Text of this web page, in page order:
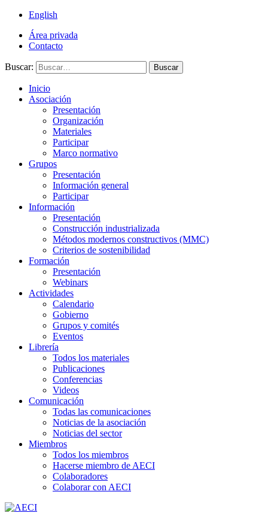
English
Área privada
Contacto
Buscar: Buscar
Inicio
Asociación
Presentación
Organización
Materiales
Participar
Marco normativo
Grupos
Presentación
Información general
Participar
Información
Presentación
Construcción industrializada
Métodos modernos constructivos (MMC)
Criterios de sostenibilidad
Formación
Presentación
Webinars
Actividades
Calendario
Gobierno
Grupos y comités
Eventos
Librería
Todos los materiales
Publicaciones
Conferencias
Videos
Comunicación
Todas las comunicaciones
Noticias de la asociación
Noticias del sector
Miembros
Todos los miembros
Hacerse miembro de AECI
Colaboradores
Colaborar con AECI